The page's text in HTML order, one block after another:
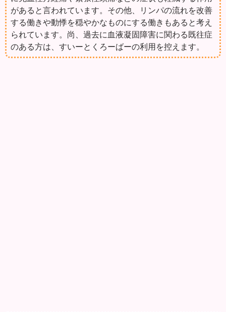
があると言われています。その他、リンパの流れを改善
する働きや動悸を穏やかなものにする働きもあると考え
られています。尚、過去に血液凝固障害に関わる既往症
のある方は、すいーとくろーばーの利用を控えます。